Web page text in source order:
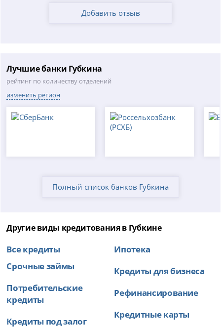
Добавить отзыв
Лучшие банки Губкина
рейтинг по количеству отделений
изменить регион
Полный список банков Губкина
Другие виды кредитования в Губкине
Все кредиты
Срочные займы
Потребительские
кредиты
Кредиты под залог
Ипотека
Кредиты для бизнеса
Рефинансирование
Кредитные карты